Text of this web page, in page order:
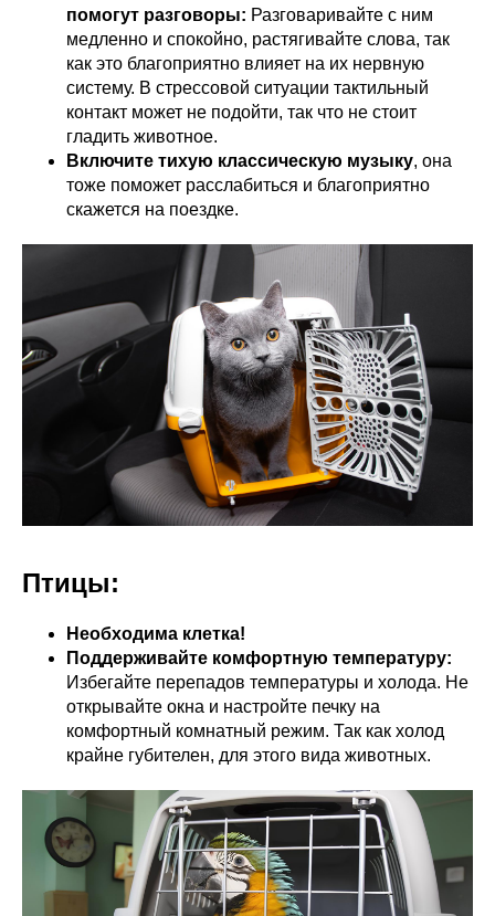
помогут разговоры: Разговаривайте с ним
медленно и спокойно, растягивайте слова, так
как это благоприятно влияет на их нервную
систему. В стрессовой ситуации тактильный
контакт может не подойти, так что не стоит
гладить животное.
Включите тихую классическую музыку, она
тоже поможет расслабиться и благоприятно
скажется на поездке.
Птицы:
Необходима клетка!
Поддерживайте комфортную температуру:
Избегайте перепадов температуры и холода. Не
открывайте окна и настройте печку на
комфортный комнатный режим. Так как холод
крайне губителен, для этого вида животных.